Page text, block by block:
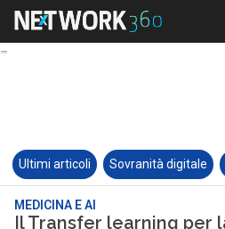
Ultimi articoli Sovranità digitale
MEDICINA E AI
Il Transfer learning per